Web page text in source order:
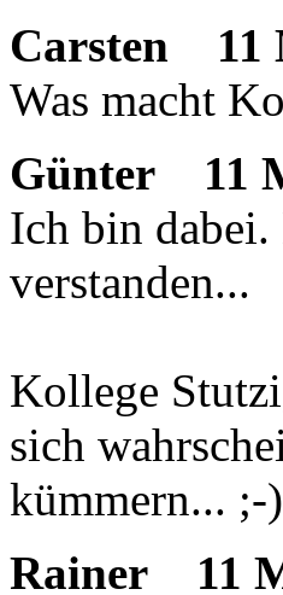
Carsten
11
Was macht
Günter
11
Ich bin
verstanden...
Kollege
sich
kümmern... ;-)
Rainer
11